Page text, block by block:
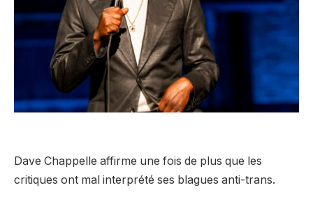
Dave Chappelle affirme une fois de plus que les
critiques ont mal interprété ses blagues anti-trans.